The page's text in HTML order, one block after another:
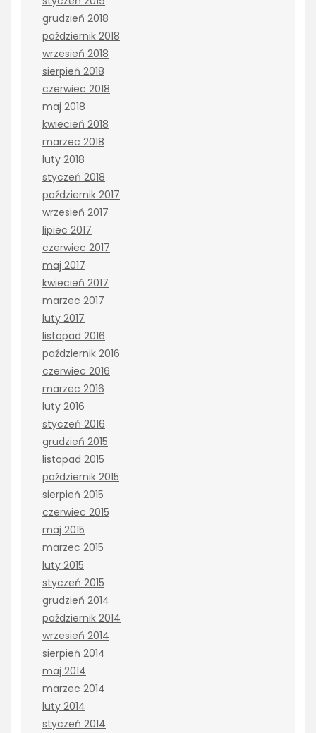
grudzień 2018
październik 2018
wrzesień 2018
sierpień 2018
czerwiec 2018
maj 2018
kwiecień 2018
marzec 2018
luty 2018
styczeń 2018
październik 2017
wrzesień 2017
lipiec 2017
czerwiec 2017
maj 2017
kwiecień 2017
marzec 2017
luty 2017
listopad 2016
październik 2016
czerwiec 2016
marzec 2016
luty 2016
styczeń 2016
grudzień 2015
listopad 2015
październik 2015
sierpień 2015
czerwiec 2015
maj 2015
marzec 2015
luty 2015
styczeń 2015
grudzień 2014
październik 2014
wrzesień 2014
sierpień 2014
maj 2014
marzec 2014
luty 2014
styczeń 2014